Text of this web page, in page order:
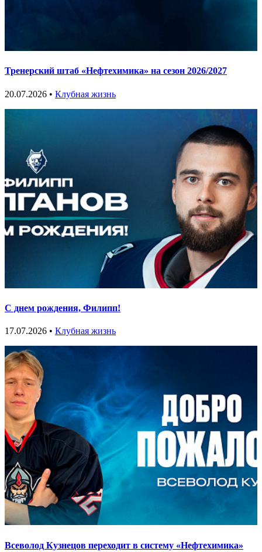
Тренерский штаб «Нефтехимика» на сезон 2026/2027
20.07.2026 • Клубная жизнь
С днем рождения, Филипп!
17.07.2026 • Клубная жизнь
Всеволод Кузнецов переходит в систему «Нефтехимика»